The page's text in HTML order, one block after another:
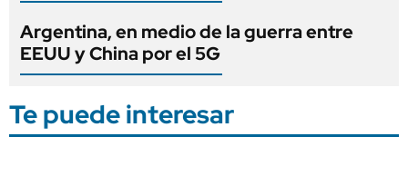
Argentina, en medio de la guerra entre
EEUU y China por el 5G
Te puede interesar